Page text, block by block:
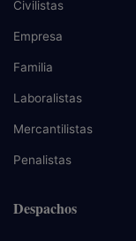
Civilistas
Empresa
Familia
Laboralistas
Mercantilistas
Penalistas
Despachos